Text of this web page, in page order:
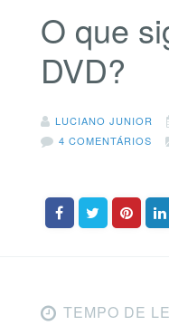
O que
DVD?
LUCIANO JUNIOR
4 COMENTÁRIOS
TEMPO DE